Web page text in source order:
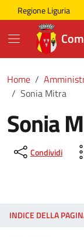
Skip to main content
Comune di Celle Ligure
Regione Liguria
Home
Sonia Mitra
Sonia
Condividi
INDICE DELLA